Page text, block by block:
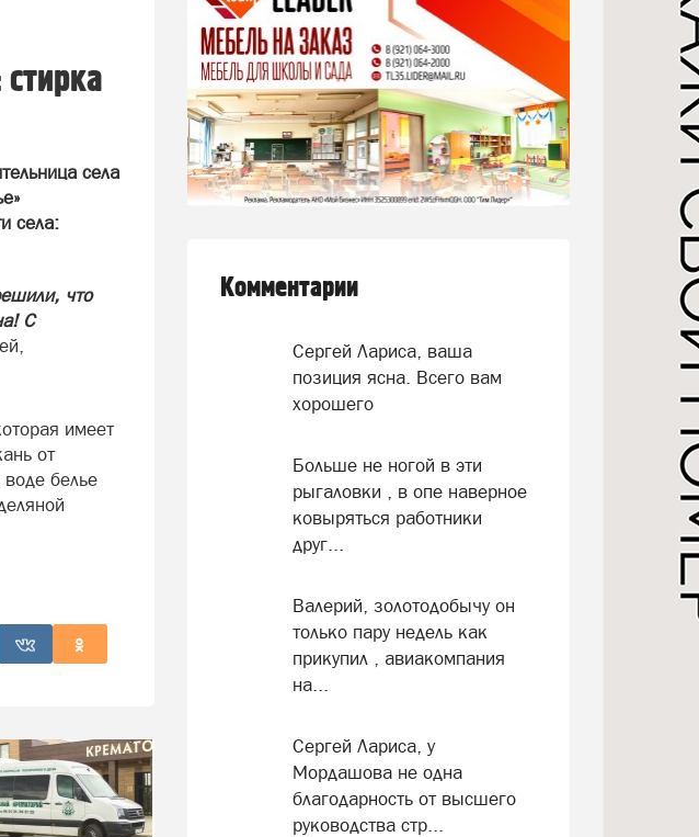
села
села:
что
С
имеет
от
белье
Комментарии
Сергей Лариса, ваша
позиция ясна. Всего вам
хорошего
Больше не ногой в эти
рыгаловки , в опе наверное
ковыряться работники
друг...
Валерий, золотодобычу он
только пару недель как
прикупил , авиакомпания
на...
Сергей Лариса, у
Мордашова не одна
благодарность от высшего
руководства стр...